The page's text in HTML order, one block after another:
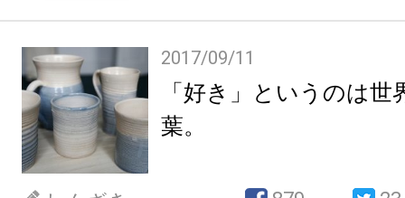
2017/09/11
「好き」というのは世
葉。